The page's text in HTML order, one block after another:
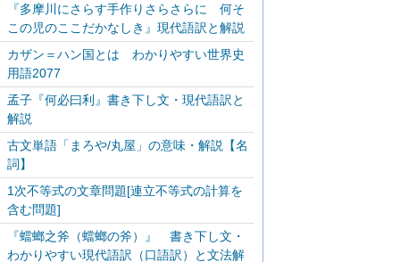
『多摩川にさらす手作りさらさらに 何そ
この児のここだかなしき』現代語訳と解説
カザン＝ハン国とは わかりやすい世界史
用語2077
孟子『何必曰利』書き下し文・現代語訳と
解説
古文単語「まろや/丸屋」の意味・解説【名
詞】
1次不等式の文章問題[連立不等式の計算を
含む問題]
『蟷螂之斧（蟷螂の斧）』 書き下し文・
わかりやすい現代語訳（口語訳）と文法解